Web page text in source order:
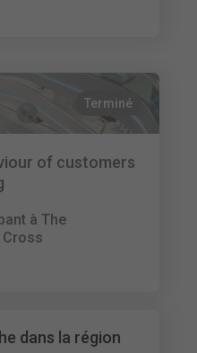
Terminé
of customers
à The
Cross
dans la région